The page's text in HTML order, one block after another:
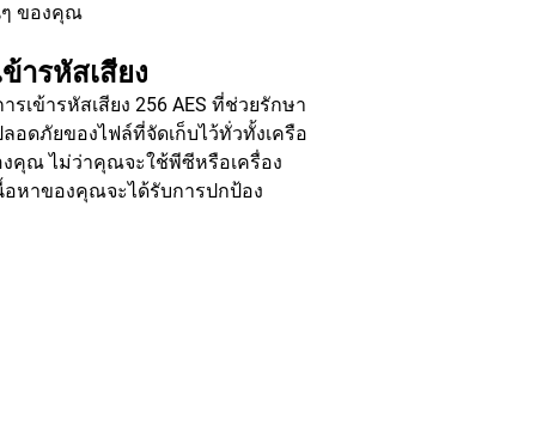
ของคุณ
ข้ารหัสเสียง
รเข้ารหัสเสียง 256 AES ที่ช่วยรักษา
อดภัยของไฟล์ที่จัดเก็บไว้ทั่วทั้งเครือ
คุณ ไม่ว่าคุณจะใช้พีซีหรือเครื่อง
อหาของคุณจะได้รับการปกป้อง